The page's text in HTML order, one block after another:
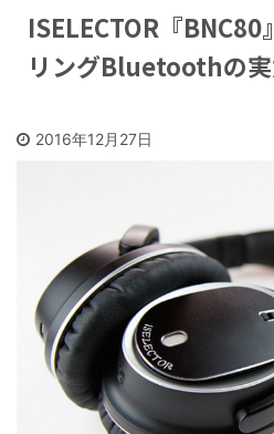
ISELECTOR『
リングBluetoothの
2016年12月27日